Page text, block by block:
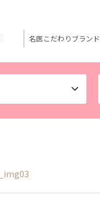
名医こだわりブランド